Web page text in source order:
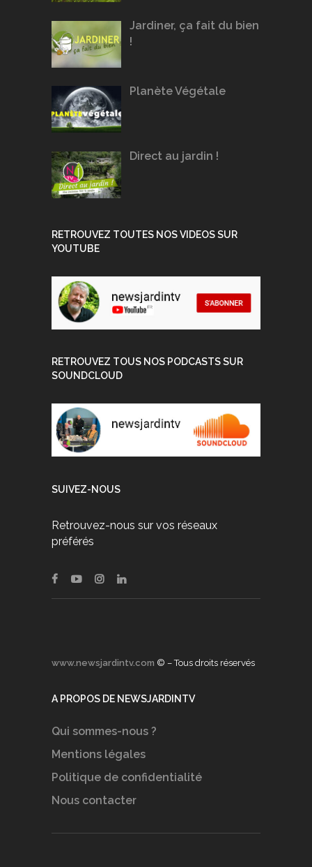
Jardiner, ça fait du bien
!
Planète Végétale
Direct au jardin !
RETROUVEZ TOUTES NOS VIDEOS SUR
YOUTUBE
RETROUVEZ TOUS NOS PODCASTS SUR
SOUNDCLOUD
SUIVEZ-NOUS
Retrouvez-nous sur vos réseaux
préférés
www.newsjardintv.com © – Tous droits réservés
A PROPOS DE NEWSJARDINTV
Qui sommes-nous ?
Mentions légales
Politique de confidentialité
Nous contacter